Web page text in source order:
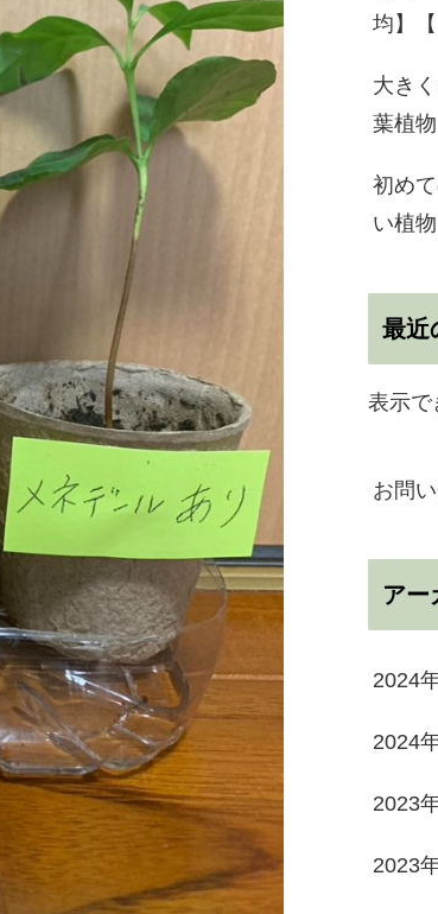
均】【
大き
葉植
初め
い植
最近
表示で
お問
アー
2024
2024
2023
2023